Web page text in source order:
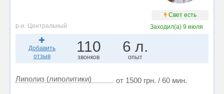
Свет есть
р-н. Центральный
Заходил(а) 9 июля
Добавить
отзыв
110
звонков
6 л.
опыт
Липолиз (липолитики) от 1500 грн. / 60 мин.